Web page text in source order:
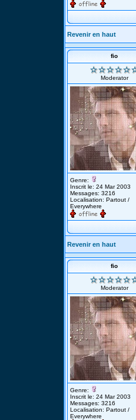
Revenir en haut
fio
Moderator
Genre:
Inscrit le: 24 Mar 2003
Messages: 3216
Localisation: Partout /
Everywhere
Revenir en haut
fio
Moderator
Genre:
Inscrit le: 24 Mar 2003
Messages: 3216
Localisation: Partout /
Everywhere